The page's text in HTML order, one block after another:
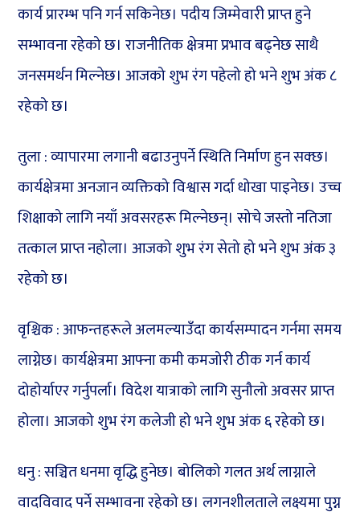
कार्य प्रारम्भ पनि गर्न सकिनेछ। पदीय जिम्मेवारी प्राप्त हुने
सम्भावना रहेको छ। राजनीतिक क्षेत्रमा प्रभाव बढ्नेछ साथै
जनसमर्थन मिल्नेछ। आजको शुभ रंग पहेलो हो भने शुभ अंक ८
रहेको छ।
तुला : व्यापारमा लगानी बढाउनुपर्ने स्थिति निर्माण हुन सक्छ।
कार्यक्षेत्रमा अनजान व्यक्तिको विश्वास गर्दा धोखा पाइनेछ। उच्च
शिक्षाको लागि नयाँ अवसरहरू मिल्नेछन्। सोचे जस्तो नतिजा
तत्काल प्राप्त नहोला। आजको शुभ रंग सेतो हो भने शुभ अंक ३
रहेको छ।
वृश्चिक : आफन्तहरूले अलमल्याउँदा कार्यसम्पादन गर्नमा समय
लाग्नेछ। कार्यक्षेत्रमा आफ्ना कमी कमजोरी ठीक गर्न कार्य
दोहोर्याएर गर्नुपर्ला। विदेश यात्राको लागि सुनौलो अवसर प्राप्त
होला। आजको शुभ रंग कलेजी हो भने शुभ अंक ६ रहेको छ।
धनु : सञ्चित धनमा वृद्धि हुनेछ। बोलिको गलत अर्थ लाग्नाले
वादविवाद पर्ने सम्भावना रहेको छ। लगनशीलताले लक्ष्यमा पुग्न